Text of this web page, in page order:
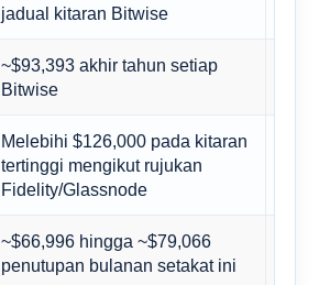
jadual kitaran Bitwise
~$93,393 akhir tahun setiap
Bitwise
Melebihi $126,000 pada kitaran
tertinggi mengikut rujukan
Fidelity/Glassnode
~$66,996 hingga ~$79,066
penutupan bulanan setakat ini